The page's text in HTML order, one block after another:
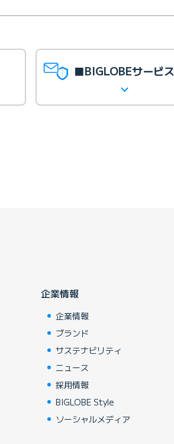
■BIGLOBEサービス
企業情報
企業情報
ブランド
サステナビリティ
ニュース
採用情報
BIGLOBE Style
ソーシャルメディア